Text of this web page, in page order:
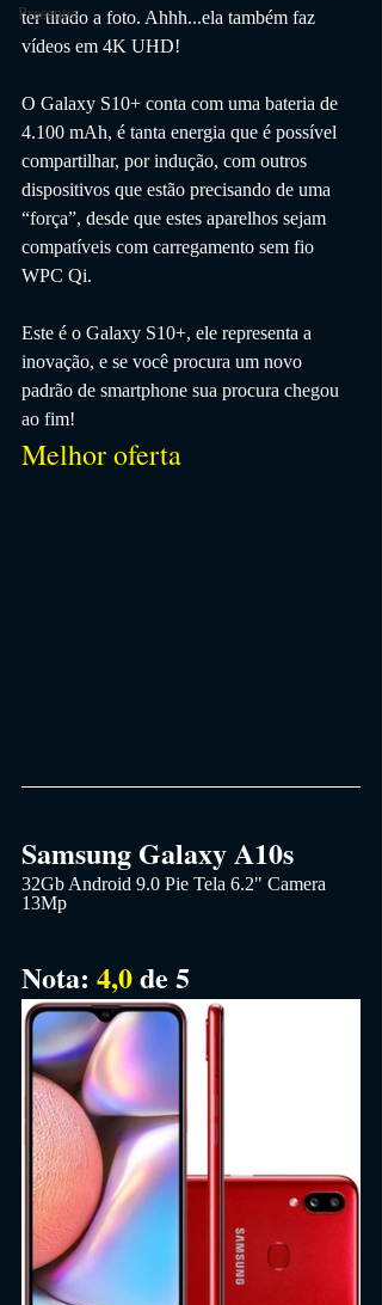
Presentes
ter tirado a foto. Ahhh...ela também faz
vídeos em 4K UHD!
O Galaxy S10+ conta com uma bateria de
4.100 mAh, é tanta energia que é possível
compartilhar, por indução, com outros
dispositivos que estão precisando de uma
“força”, desde que estes aparelhos sejam
compatíveis com carregamento sem fio
WPC Qi.
Este é o Galaxy S10+, ele representa a
inovação, e se você procura um novo
padrão de smartphone sua procura chegou
ao fim!
Melhor oferta
Samsung Galaxy A10s
32Gb Android 9.0 Pie Tela 6.2" Camera
13Mp
Nota: 4,0 de 5